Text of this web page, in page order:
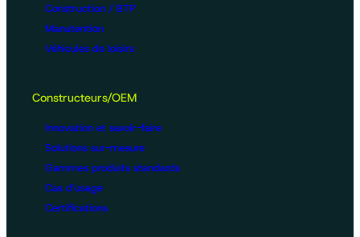
Construction / BTP
Manutention
Véhicules de loisirs
Constructeurs/OEM
Innovation et savoir-faire
Solutions sur-mesure
Gammes produits standards
Cas d’usage
Certifications